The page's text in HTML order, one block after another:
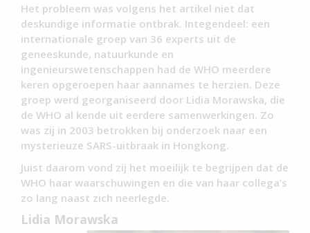
Het probleem was volgens het artikel niet dat
deskundige informatie ontbrak. Integendeel: een
internationale groep van 36 experts uit de
geneeskunde, natuurkunde en
ingenieurswetenschappen had de WHO meerdere
keren opgeroepen haar aannames te herzien. Deze
groep werd georganiseerd door Lidia Morawska, die
de WHO al kende uit eerdere samenwerkingen. Zo
was zij in 2003 betrokken bij onderzoek naar een
mysterieuze SARS-uitbraak in Hongkong.
Juist daarom vond zij het moeilijk te begrijpen dat de
WHO haar waarschuwingen en die van haar collega’s
zo lang naast zich neerlegde.
Lidia Morawska